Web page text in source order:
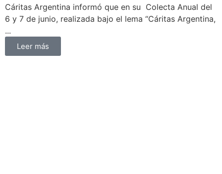
Cáritas Argentina informó que en su Colecta Anual del
6 y 7 de junio, realizada bajo el lema “Cáritas Argentina,
...
Leer más